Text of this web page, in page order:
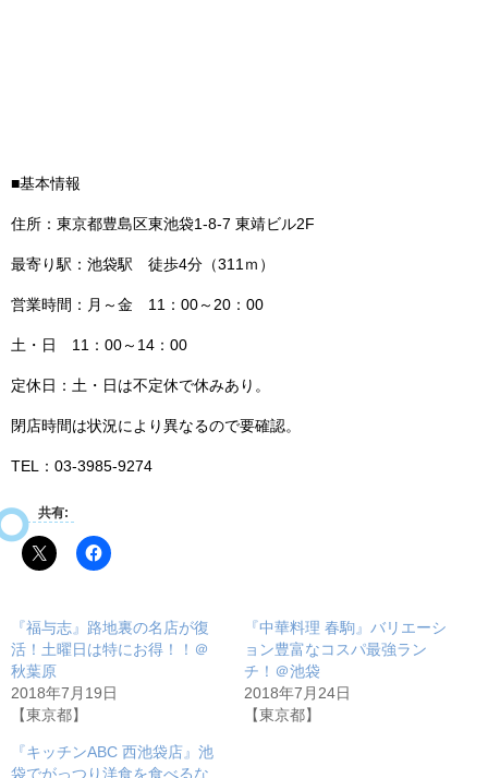
■基本情報
住所：東京都豊島区東池袋1‐8‐7 東靖ビル2F
最寄り駅：池袋駅 徒歩4分（311ｍ）
営業時間：月～金 11：00～20：00
土・日 11：00～14：00
定休日：土・日は不定休で休みあり。
閉店時間は状況により異なるので要確認。
TEL：03‐3985‐9274
共有:
『福与志』路地裏の名店が復
活！土曜日は特にお得！！＠
秋葉原
2018年7月19日
【東京都】
『中華料理 春駒』バリエーシ
ョン豊富なコスパ最強ラン
チ！＠池袋
2018年7月24日
【東京都】
『キッチンABC 西池袋店』池
袋でがっつり洋食を食べるな